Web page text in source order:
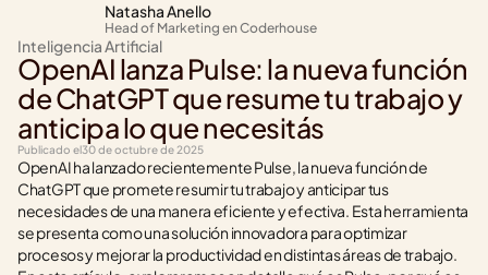
Natasha Anello
Head of Marketing en Coderhouse
Inteligencia Artificial
OpenAI lanza Pulse: la nueva función
de ChatGPT que resume tu trabajo y
anticipa lo que necesitás
Publicado el30 de octubre de 2025
OpenAI ha lanzado recientemente Pulse, la nueva función de
ChatGPT que promete resumir tu trabajo y anticipar tus
necesidades de una manera eficiente y efectiva. Esta herramienta
se presenta como una solución innovadora para optimizar
procesos y mejorar la productividad en distintas áreas de trabajo.